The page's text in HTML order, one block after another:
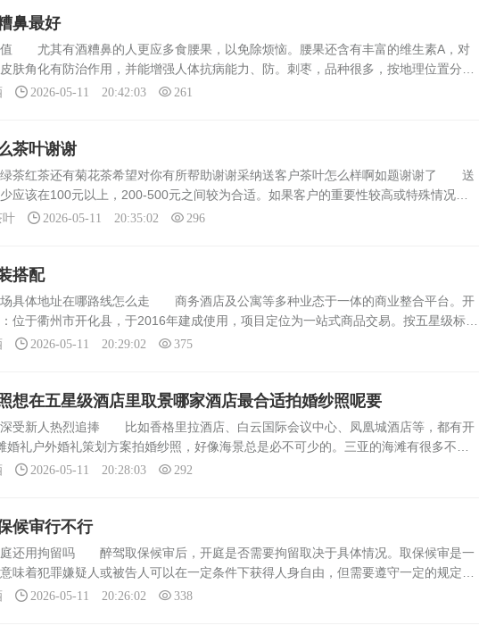
鼻最好
尤其有酒糟鼻的人更应多食腰果，以免除烦恼。腰果还含有丰富的维生素A，对
肤角化有防治作用，并能增强人体抗病能力、防。刺枣，品种很多，按地理位置分为
较著名的有山东乐陵金丝枣、河北无核枣、北京的大糖枣、山西运城相枣、河南灵枣
2026-05-11 20:42:03 261
茶叶谢谢
红茶还有菊花茶希望对你有所帮助谢谢采纳送客户茶叶怎么样啊如题谢谢了 送
应该在100元以上，200-500元之间较为合适。如果客户的重要性较高或特殊情况
茶叶的价格。表达恰当的话语：在赠送茶叶时，适当的感谢话语能够更好地表达你的
叶 2026-05-11 20:35:02 296
搭配
具体地址在哪路线怎么走 商务酒店及公寓等多种业态于一体的商业整合平台。开
位于衢州市开化县，于2016年建成使用，项目定位为一站式商品交易。按五星级标准
施，中央空调，电子显示屏，自动扶梯等，配套设施齐全，是当地知名的一站式购物
2026-05-11 20:29:02 375
想在五星级酒店里取景哪家酒店最合适拍婚纱照呢要
深受新人热烈追捧 比如香格里拉酒店、白云国际会议中心、凤凰城酒店等，都有开
婚礼户外婚礼策划方案拍婚纱照，好像海景总是必不可少的。三亚的海滩有很多不错
亲友团过去开销比较大，其实省内也有不错的选择，比如巽寮湾和大梅沙的五星级度
2026-05-11 20:28:03 292
候审行不行
还用拘留吗 醉驾取保候审后，开庭是否需要拘留取决于具体情况。取保候审是一
味着犯罪嫌疑人或被告人可以在一定条件下获得人身自由，但需要遵守一定的规定。
违反了相关规定，比如未经允许离开所居住的市、县，或者干扰证人作证等，可能会
2026-05-11 20:26:02 338